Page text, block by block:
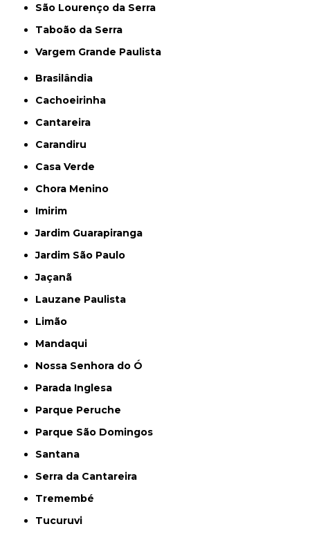
São Lourenço da Serra
Taboão da Serra
Vargem Grande Paulista
Brasilândia
Cachoeirinha
Cantareira
Carandiru
Casa Verde
Chora Menino
Imirim
Jardim Guarapiranga
Jardim São Paulo
Jaçanã
Lauzane Paulista
Limão
Mandaqui
Nossa Senhora do Ó
Parada Inglesa
Parque Peruche
Parque São Domingos
Santana
Serra da Cantareira
Tremembé
Tucuruvi